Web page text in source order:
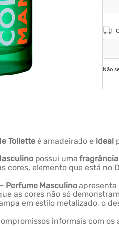
Não
Toiletteé amadeirado e ideal
possui uma
cores, elemento que está no
- Perfume Masculino
as cores não só
em estilo metalizado, o
informais com